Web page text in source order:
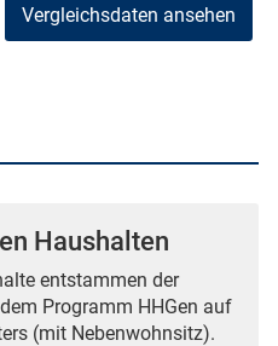
Vergleichsdaten ansehen
Haushalten
entstammen der
Programm HHGen auf
(mit Nebenwohnsitz).